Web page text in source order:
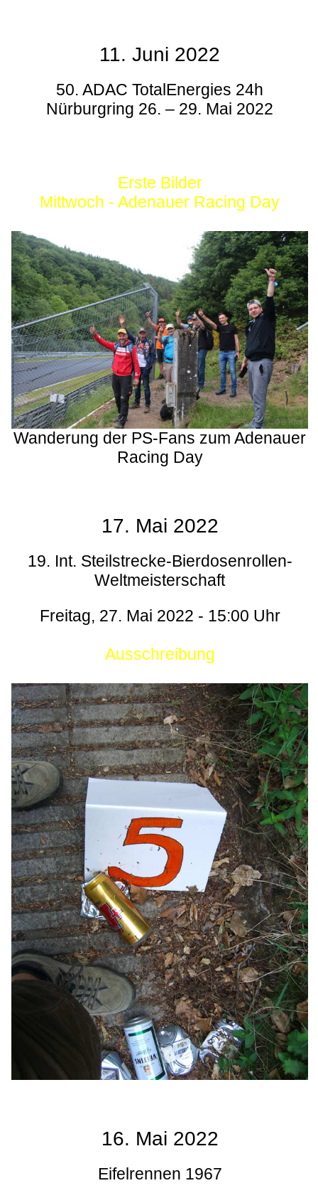
11. Juni 2022
50. ADAC TotalEnergies 24h
Nürburgring 26. – 29. Mai 2022
Erste Bilder
Mittwoch - Adenauer Racing Day
Wanderung der PS-Fans zum Adenauer
Racing Day
17. Mai 2022
19. Int. Steilstrecke-Bierdosenrollen-
Weltmeisterschaft
Freitag, 27. Mai 2022 - 15:00 Uhr
Ausschreibung
16. Mai 2022
Eifelrennen 1967